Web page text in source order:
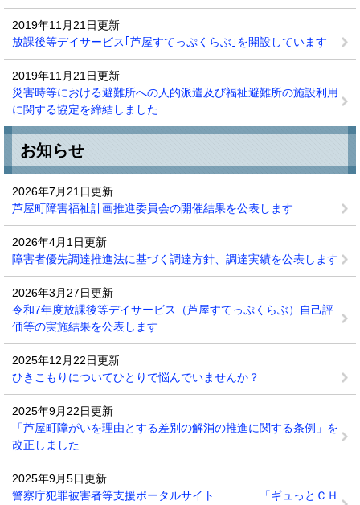
2019年11月21日更新
放課後等デイサービス｢芦屋すてっぷくらぶ｣を開設しています
2019年11月21日更新
災害時等における避難所への人的派遣及び福祉避難所の施設利用
に関する協定を締結しました
お知らせ
2026年7月21日更新
芦屋町障害福祉計画推進委員会の開催結果を公表します
2026年4月1日更新
障害者優先調達推進法に基づく調達方針、調達実績を公表します
2026年3月27日更新
令和7年度放課後等デイサービス（芦屋すてっぷくらぶ）自己評
価等の実施結果を公表します
2025年12月22日更新
ひきこもりについてひとりで悩んでいませんか？
2025年9月22日更新
「芦屋町障がいを理由とする差別の解消の推進に関する条例」を
改正しました
2025年9月5日更新
警察庁犯罪被害者等支援ポータルサイト 「ギュっとＣＨ